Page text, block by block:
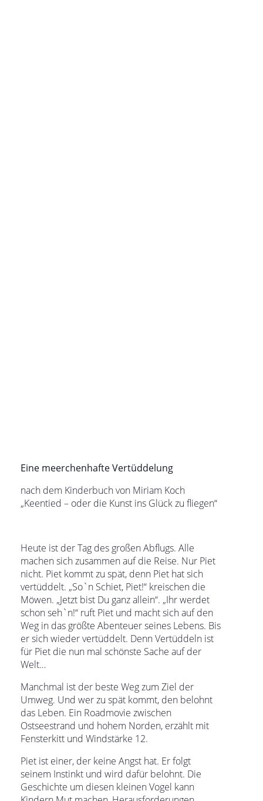
Eine meerchenhafte Vertüddelung
nach dem Kinderbuch von Miriam Koch
„Keentied – oder die Kunst ins Glück zu fliegen“
Heute ist der Tag des großen Abflugs. Alle
machen sich zusammen auf die Reise. Nur Piet
nicht. Piet kommt zu spät, denn Piet hat sich
vertüddelt. „So`n Schiet, Piet!“ kreischen die
Möwen. „Jetzt bist Du ganz allein“. „Ihr werdet
schon seh`n!“ ruft Piet und macht sich auf den
Weg in das größte Abenteuer seines Lebens. Bis
er sich wieder vertüddelt. Denn Vertüddeln ist
für Piet die nun mal schönste Sache auf der
Welt…
Manchmal ist der beste Weg zum Ziel der
Umweg. Und wer zu spät kommt, den belohnt
das Leben. Ein Roadmovie zwischen
Ostseestrand und hohem Norden, erzählt mit
Fensterkitt und Windstärke 12.
Piet ist einer, der keine Angst hat. Er folgt
seinem Instinkt und wird dafür belohnt. Die
Geschichte um diesen kleinen Vogel kann